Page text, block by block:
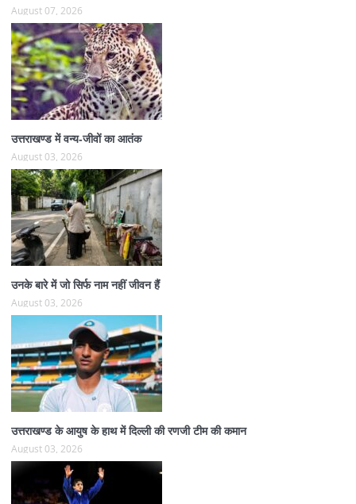
August 07, 2026
उत्तराखण्ड में वन्य-जीवों का आतंक
August 03, 2026
उनके बारे में जो सिर्फ नाम नहीं जीवन हैं
August 03, 2026
उत्तराखण्ड के आयुष के हाथ में दिल्ली की रणजी टीम की कमान
August 03, 2026